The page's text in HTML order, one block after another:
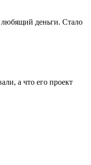
деньги. Стало
а что его проект